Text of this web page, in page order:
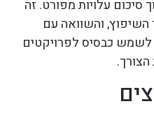
עלויות מפורט. זה
והשוואה עם
לשמש כבסיס לפרויקטים